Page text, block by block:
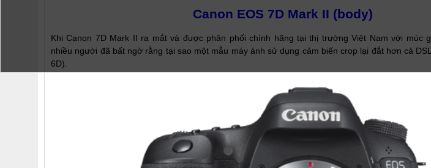
Canon EOS 7D Mark II (body)
Khi Canon 7D Mark II ra mắt và được phân phối chính hãng tại thị trường Việt Nam với múc
nhiều người đã bất ngờ rằng tại sao một mẫu máy ảnh sử dụng cảm biến crop lại đắt hơn cả
6D).